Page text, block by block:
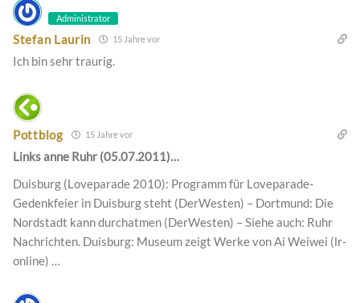
Administrator
Stefan Laurin 15 Jahre vor
Ich bin sehr traurig.
Pottblog 15 Jahre vor
Links anne Ruhr (05.07.2011)…
Duisburg (Loveparade 2010): Programm für Loveparade-
Gedenkfeier in Duisburg steht (DerWesten) – Dortmund: Die
Nordstadt kann durchatmen (DerWesten) – Siehe auch: Ruhr
Nachrichten. Duisburg: Museum zeigt Werke von Ai Weiwei (lr-
online) …